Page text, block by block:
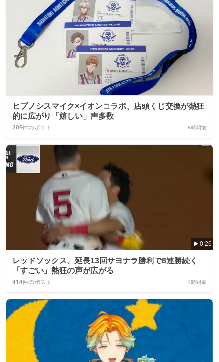
ヒプノシスマイク×イオンコラボ、店頭くじ交換が熱狂
的に広がり「嬉しい」声多数
205件のポスト 6時間前
0:26
レッドソックス、延長13回サヨナラ勝利で8連勝続く
「すごい」熱狂の声が広がる
414件のポスト 4時間前